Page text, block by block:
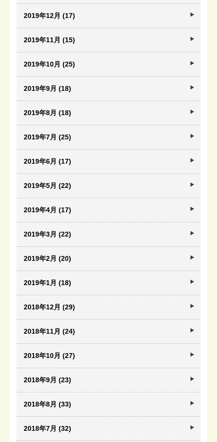
2019年12月 (17)
2019年11月 (15)
2019年10月 (25)
2019年9月 (18)
2019年8月 (18)
2019年7月 (25)
2019年6月 (17)
2019年5月 (22)
2019年4月 (17)
2019年3月 (22)
2019年2月 (20)
2019年1月 (18)
2018年12月 (29)
2018年11月 (24)
2018年10月 (27)
2018年9月 (23)
2018年8月 (33)
2018年7月 (32)